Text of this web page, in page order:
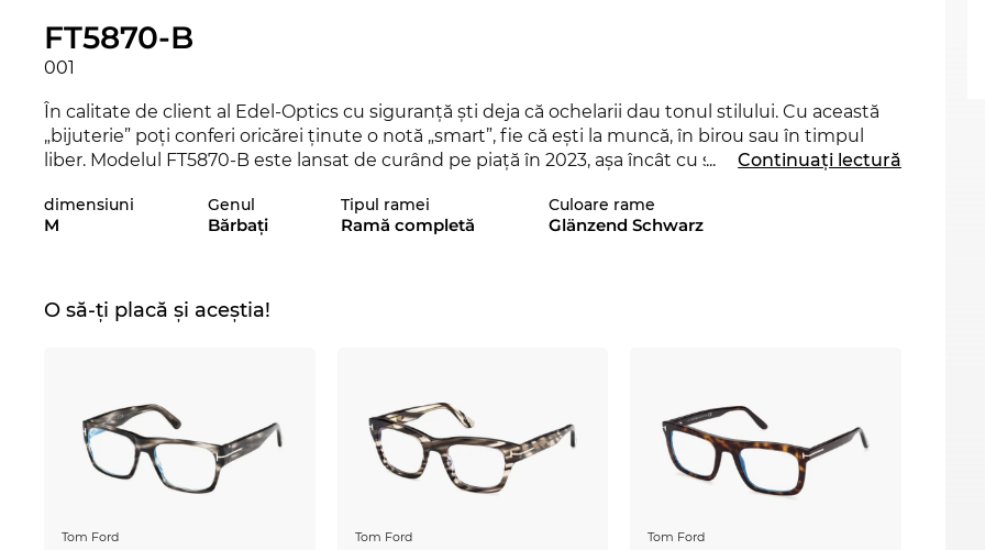
FT5870-B
001
În calitate de client al Edel-Optics cu siguranţă şti deja că ochelarii dau tonul stilului. Cu această
„bijuterie” poţi conferi oricărei ţinute o notă „smart”, fie că eşti la muncă, în birou sau în timpul
liber. Modelul FT5870-B este lansat de curând pe piaţă în 2023, aşa încât cu siguranţă vei fi la
Edel-Optics şi în alte variante şic de laTom Ford , din colecţiile 2022 şi 2023.
Ochelarii cuformă pătrată
de stil important pentru personalităţile pline de încredere în sine.
Chiar dacă acest model Tom Ford
nu este în momentul de faţă pe stoc, meriţă să-l comanzi
acum, pentru că preţul e pur şi simplu imbatabil! Acum poţi achiziţiona acest model la un preţ
incredibil de avantajos, că doar se ştie: Edel-Optics este un paradis pentru vânătorii de chilipire!
Ceea ce în alte magazine online este desemnat cu „sale”, la noi înseamnă preţuri normale, care îţi
... Continuați lectură
dimensiuni
M
Genul
Bărbaţi
Tipul ramei
Ramă completă
Culoare rame
Glänzend Schwarz
O să-ți placă și aceștia!
Tom Ford Tom Ford Tom Ford